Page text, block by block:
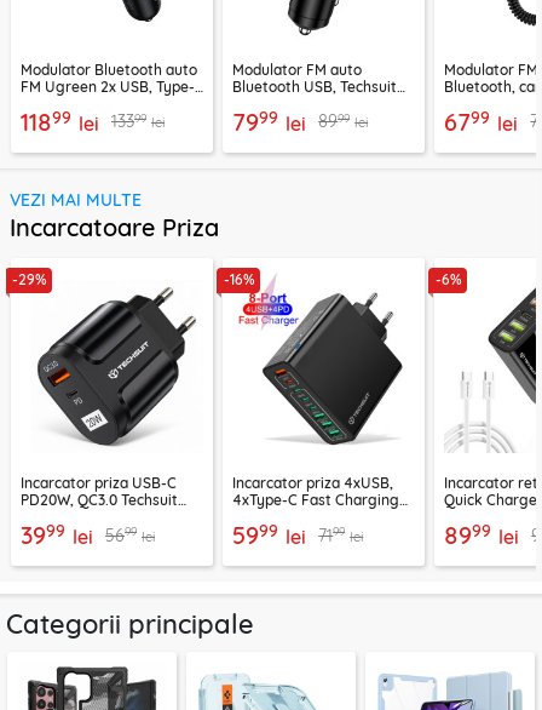
Modulator Bluetooth auto
FM Ugreen 2x USB, Type-
11899 lei 13399 lei
Modulator FM auto
Bluetooth USB, Techsuit
7999 lei 8999 lei
Modulator
Bluetooth,
6799 lei
VEZI MAI MULTE
Incarcatoare Priza
-29%
Incarcator priza USB-C
PD20W, QC3.0 Techsuit
CHPD038
3999 lei 5699 lei
-16%
Incarcator priza 4xUSB,
4xType-C Fast Charging
negru, CHPD224
5999 lei 7199 lei
-6%
Incarcator
Quick Charge
CHC2
8999 lei
Categorii principale